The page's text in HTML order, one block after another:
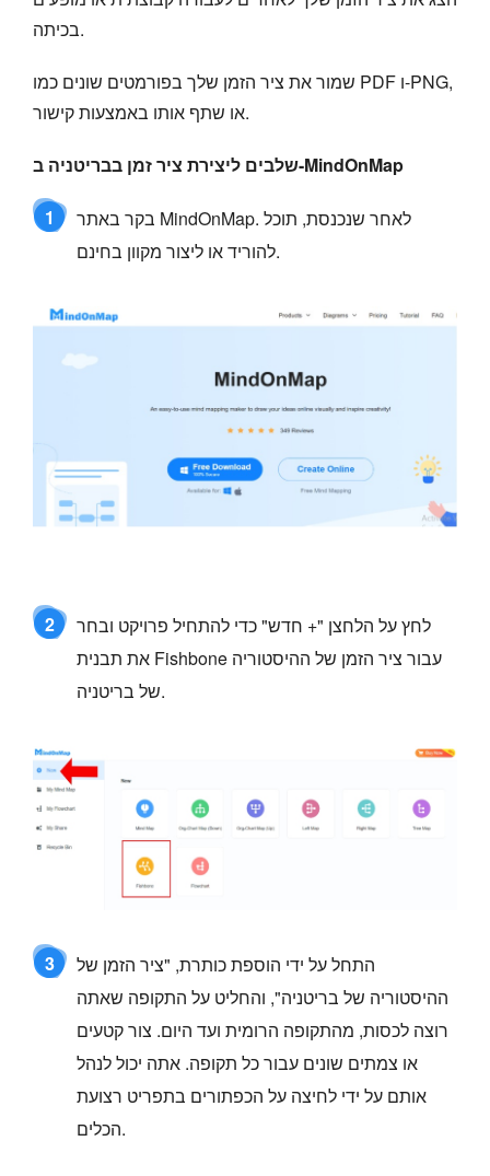
בכיתה.
שמור את ציר הזמן שלך בפורמטים שונים כמו PDF ו-PNG,
או שתף אותו באמצעות קישור.
שלבים ליצירת ציר זמן בבריטניה ב-MindOnMap
1
בקר באתר MindOnMap. לאחר שנכנסת, תוכל
להוריד או ליצור מקוון בחינם.
2
לחץ על הלחצן "+ חדש" כדי להתחיל פרויקט ובחר
את תבנית Fishbone עבור ציר הזמן של ההיסטוריה
של בריטניה.
3
התחל על ידי הוספת כותרת, "ציר הזמן של
ההיסטוריה של בריטניה", והחליט על התקופה שאתה
רוצה לכסות, מהתקופה הרומית ועד היום. צור קטעים
או צמתים שונים עבור כל תקופה. אתה יכול לנהל
אותם על ידי לחיצה על הכפתורים בתפריט רצועת
הכלים.